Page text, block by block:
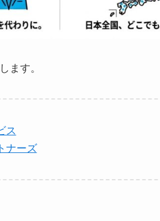
ます。
ス
ナーズ